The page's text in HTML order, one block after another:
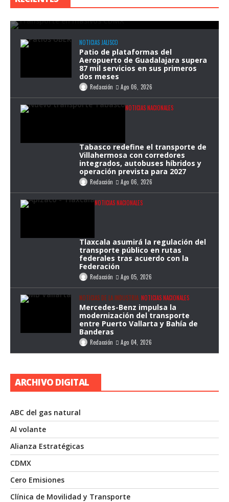
NOTICIAS JALISCO
Patio de plataformas del
Aeropuerto de Guadalajara supera
87 mil servicios en sus primeros
dos meses
Redacción Ago 06, 2026
NOTICIAS NACIONALES
Tabasco redefine el transporte de
Villahermosa con corredores
integrados, autobuses híbridos y
operación prevista para 2027
Redacción Ago 06, 2026
NOTICIAS NACIONALES
Tlaxcala asumirá la regulación del
transporte público en rutas
federales tras acuerdo con la
Federación
Redacción Ago 05, 2026
NOTICIAS DE LA INDUSTRIA NOTICIAS NACIONALES
Mercedes-Benz impulsa la
modernización del transporte
entre Puerto Vallarta y Bahía de
Banderas
Redacción Ago 04, 2026
ARCHIVO DIGITAL
ABC del gas natural
Al volante
Alianza Estratégicas
CDMX
Cero Emisiones
Clínica de Movilidad y Transporte